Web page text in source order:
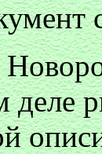
деле